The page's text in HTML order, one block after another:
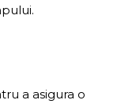
a asigura o